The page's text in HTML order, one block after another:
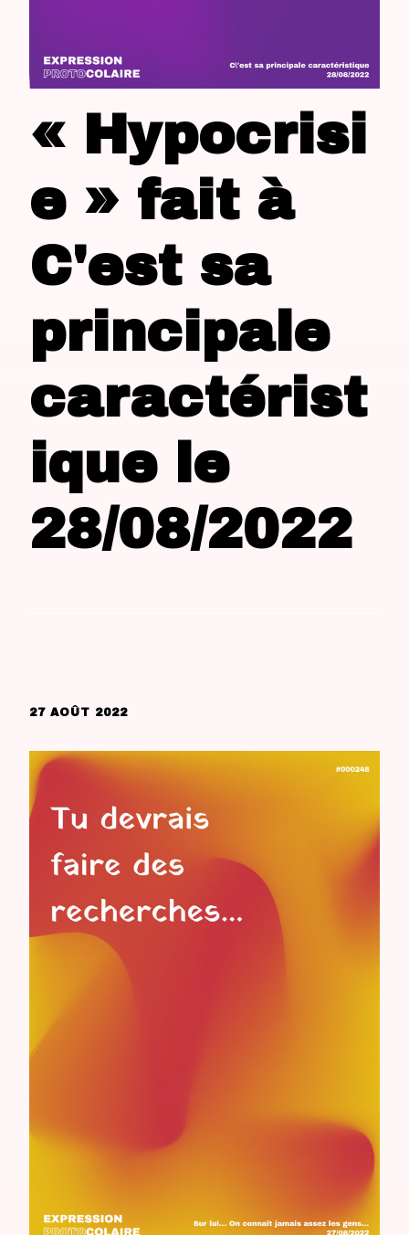
« Hypocrisi
e » fait à
C'est sa
principale
caractérist
ique le
28/08/2022
27 AOÛT 2022